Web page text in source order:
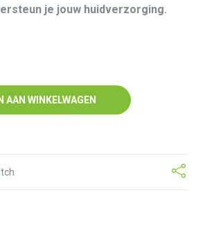
je jouw huidverzorging.
AAN WINKELWAGEN